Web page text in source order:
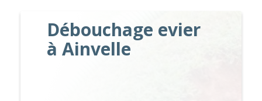
Débouchage evier
à Ainvelle